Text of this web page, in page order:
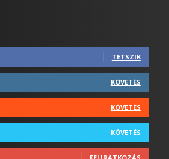
TETSZIK
KÖVETÉS
KÖVETÉS
KÖVETÉS